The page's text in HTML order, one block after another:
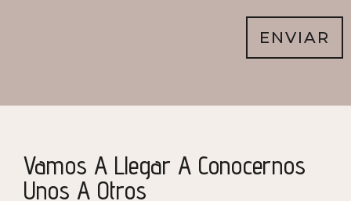
ENVIAR
Vamos A Llegar A Conocernos
Unos A Otros